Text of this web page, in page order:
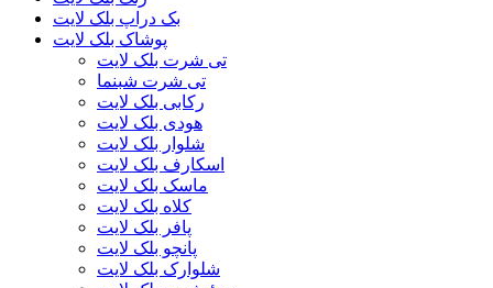
بک دراپ بلک لایت
پوشاک بلک لایت
تی شرت بلک لایت
تی شرت شبنما
رکابی بلک لایت
هودی بلک لایت
شلوار بلک لایت
اسکارف بلک لایت
ماسک بلک لایت
کلاه بلک لایت
پافر بلک لایت
پانچو بلک لایت
شلوارک بلک لایت